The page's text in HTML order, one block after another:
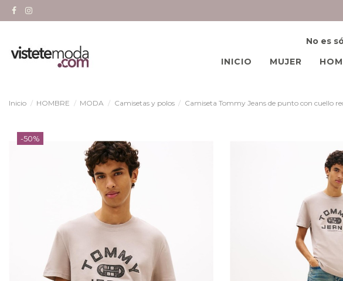
No es
INICIO
MUJER
Inicio HOMBRE MODA Camisetas y polos Camiseta Tommy Jeans de punto con cuello
-50%